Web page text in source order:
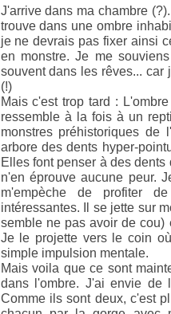
J'arrive dans ma chambre
trouve dans une ombre
je ne devrais pas fixer ainsi
en monstre. Je me
souvent dans les rêves...
(!)
Mais c'est trop tard :
ressemble à la fois à un
monstres préhistoriques
arbore des dents hyper-
Elles font penser à des
n'en éprouve aucune peur.
m'empèche de profiter
intéressantes. Il se jette sur
semble ne pas avoir de
Je le projette vers le coin
simple impulsion mentale.
Mais voila que ce sont
dans l'ombre. J'ai envie de
Comme ils sont deux, c'est